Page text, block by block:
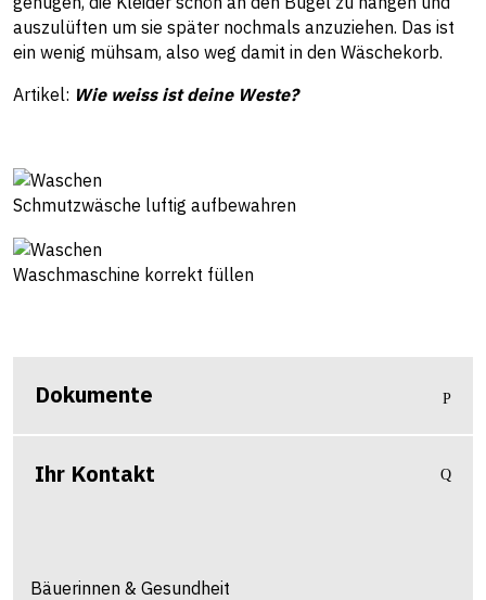
auszulüften um sie später nochmals anzuziehen. Das ist
ein wenig mühsam, also weg damit in den Wäschekorb.
Artikel: Wie weiss ist deine Weste?
Schmutzwäsche luftig aufbewahren
Waschmaschine korrekt füllen
Dokumente
Ihr Kontakt
Bäuerinnen & Gesundheit